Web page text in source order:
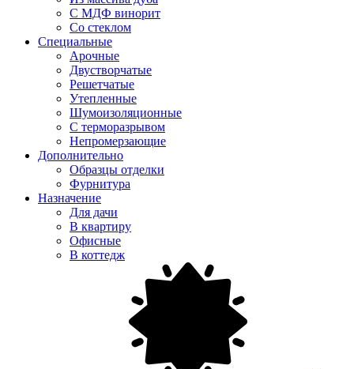
С МДФ винорит
Со стеклом
Специальные
Арочные
Двустворчатые
Решетчатые
Утепленные
Шумоизоляционные
С терморазрывом
Непромерзающие
Дополнительно
Образцы отделки
Фурнитура
Назначение
Для дачи
В квартиру
Офисные
В коттедж